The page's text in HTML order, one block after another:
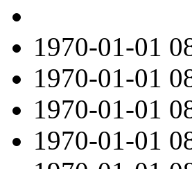
1970-01-01
1970-01-01
1970-01-01
1970-01-01